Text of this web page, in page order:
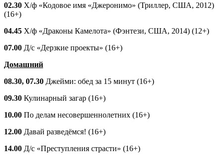
02.30 Х/ф «Кодовое имя «Джеронимо» (Триллер, США, 2012)
(16+)
04.45 Х/ф «Драконы Камелота» (Фэнтези, США, 2014) (12+)
07.00 Д/с «Дерзкие проекты» (16+)
Домашний
08.30, 07.30 Джейми: обед за 15 минут (16+)
09.30 Кулинарный загар (16+)
10.00 По делам несовершеннолетних (16+)
12.00 Давай разведёмся! (16+)
14.00 Д/с «Преступления страсти» (16+)